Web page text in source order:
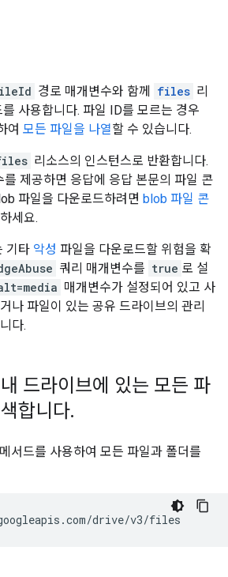
경로 매개변수와 함께 files 리
를 사용합니다. 파일 ID를 모르는 경우
여 모든 파일을 나열할 수 있습니다.
리소스의 인스턴스로 반환합니다.
를 제공하면 응답에 응답 본문의 파일 콘
파일을 다운로드하려면 blob 파일 콘
세요.
기타 악성 파일을 다운로드할 위험을 확
쿼리 매개변수를 true 로 설
매개변수가 설정되어 있고 사
나 파일이 있는 공유 드라이브의 관리
다.
드라이브에 있는 모든 파
합니다.
메서드를 사용하여 모든 파일과 폴더를